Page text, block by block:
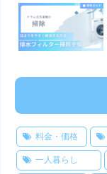
料金・価格
一人暮らし